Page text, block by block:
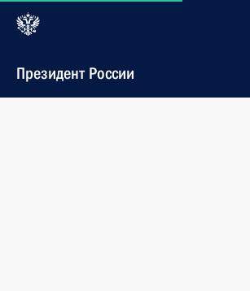
Президент России